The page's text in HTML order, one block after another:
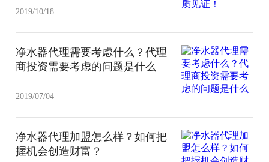
2019/10/18
净水器代理需要考虑什么？代理
商投资需要考虑的问题是什么
2019/07/04
净水器代理加盟怎么样？如何把
握机会创造财富？